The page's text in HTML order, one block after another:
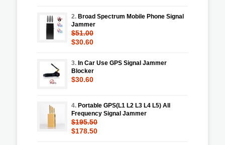
2. Broad Spectrum Mobile Phone Signal
Jammer
$51.00
$30.60
3. In Car Use GPS Signal Jammer
Blocker
$30.60
4. Portable GPS(L1 L2 L3 L4 L5) All
Frequency Signal Jammer
$195.50
$178.50